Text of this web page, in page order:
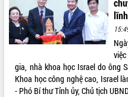
Hồ Thị Nguyên Thảo làm việc tại Trung
tâm Phục vụ hành chính công xã Ea
Phê
hành cùng nông dân dân, doanh nghiệp
Giai đoạn 2026-2030, Đắk Lắk phấn
đấu có 77% xã đạt chuẩn nông thôn
gia, nhà khoa học Israel do ông
Khoa học công nghệ cao, Israel
- Phó Bí thư Tỉnh ủy, Chủ tịch